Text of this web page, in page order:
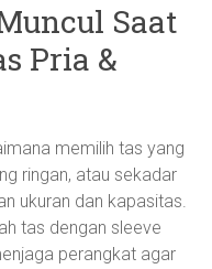
Saat
Pria &
memilih tas yang
ringan, atau sekadar
ukuran dan kapasitas.
tas dengan sleeve
perangkat agar